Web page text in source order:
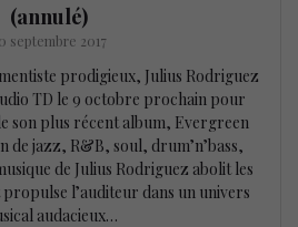
(annulé)
septembre 2017
prodigieux, Julius Rodriguez
TD le 9 octobre prochain pour
son plus récent album, Evergreen
de jazz, R&B, soul, drum’n’bass,
de Julius Rodriguez abolit les
l’auditeur dans un univers
audacieux…